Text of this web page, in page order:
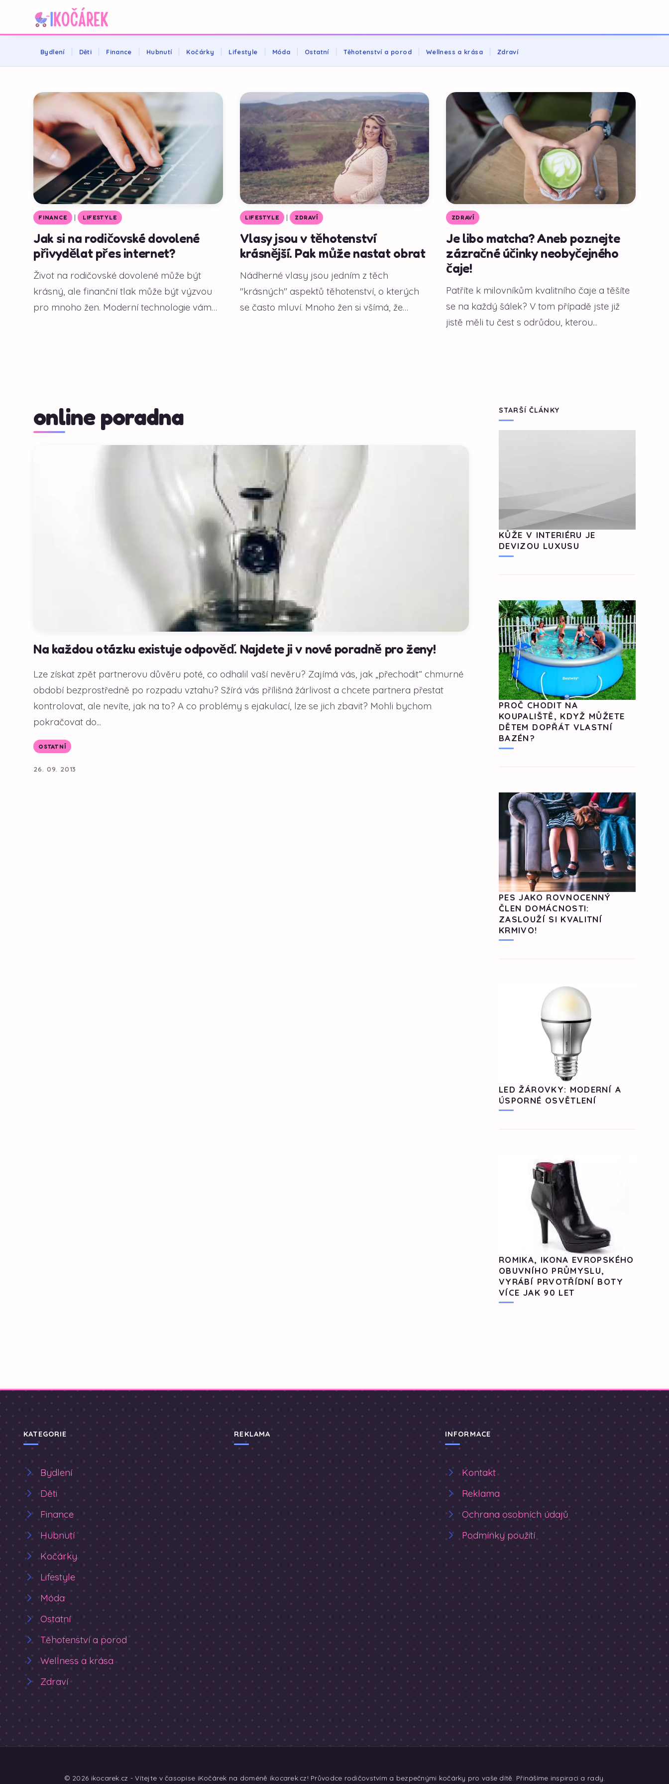
Bydlení Děti Finance Hubnutí Kočárky Lifestyle Móda Ostatní Těhotenství a porod Wellness a krása Zdraví
Jak si na rodičovské dovolené
přivydělat přes internet?
Život na rodičovské dovolené může být
krásný, ale finanční tlak může být výzvou
pro mnoho žen. Moderní technologie vám
FINANCE | LIFESTYLE
Vlasy jsou v těhotenství
krásnější. Pak může nastat obrat
Nádherné vlasy jsou jedním z těch
"krásných" aspektů těhotenství, o kterých
se často mluví. Mnoho žen si všímá, že
LIFESTYLE | ZDRAVÍ
Je libo matcha? Aneb poznejte
zázračné účinky neobyčejného
čaje!
Patříte k milovníkům kvalitního čaje a těšíte
se na každý šálek? V tom případě jste již
jistě měli tu čest s odrůdou, kterou...
ZDRAVÍ
online poradna
Na každou otázku existuje odpověď. Najdete ji v nové poradně pro ženy!
Lze získat zpět partnerovu důvěru poté, co odhalil vaší nevěru? Zajímá vás, jak „přechodit“ chmurné
období bezprostředně po rozpadu vztahu? Sžírá vás přílišná žárlivost a chcete partnera přestat
kontrolovat, ale nevíte, jak na to? A co problémy s ejakulací, lze se jich zbavit? Mohli bychom
pokračovat do...
OSTATNÍ
26. 09. 2013
STARŠÍ ČLÁNKY
KŮŽE V INTERIÉRU JE
DEVIZOU LUXUSU
PROČ CHODIT NA
KOUPALIŠTĚ, KDYŽ MŮŽETE
DĚTEM DOPŘÁT VLASTNÍ
BAZÉN?
PES JAKO ROVNOCENNÝ
ČLEN DOMÁCNOSTI:
ZASLOUŽÍ SI KVALITNÍ
KRMIVO!
LED ŽÁROVKY: MODERNÍ A
ÚSPORNÉ OSVĚTLENÍ
ROMIKA, IKONA EVROPSKÉHO
OBUVNÍHO PRŮMYSLU,
VYRÁBÍ PRVOTŘÍDNÍ BOTY
VÍCE JAK 90 LET
KATEGORIE
Bydlení
Děti
Finance
Hubnutí
Kočárky
Lifestyle
Móda
Ostatní
Těhotenství a porod
Wellness a krása
Zdraví
REKLAMA INFORMACE
Kontakt
Reklama
Ochrana osobních údajů
Podmínky použití
© 2026 ikocarek.cz - Vítejte v časopise iKočárek na doméně ikocarek.cz! Průvodce rodičovstvím a bezpečnými kočárky pro vaše dítě. Přinášíme inspiraci a rady.